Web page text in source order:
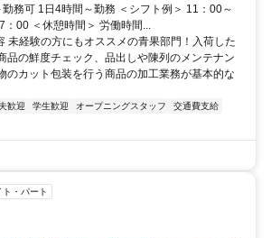
勤務可 1日4時間～勤務 ＜シフト例＞ 11：00～
00 ＜休憩時間＞ 労働時間...
未経験の方にもオススメの青果部門！入荷した
品の鮮度チェック、品出しや陳列のメンテナン
のカット包装を行う商品の加工業務が基本的な
歓迎 学生歓迎 オープニングスタッフ
交通費支給
ト・パート